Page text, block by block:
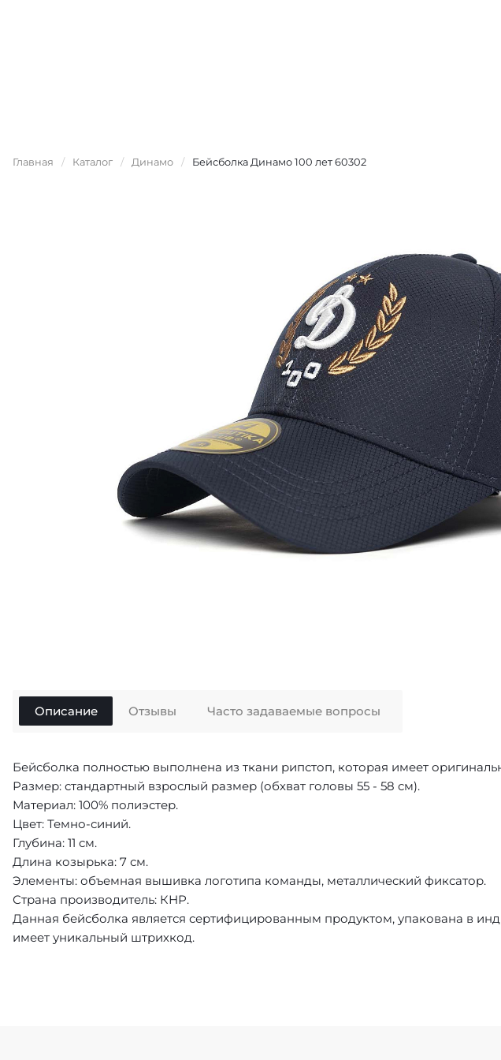
Главная / Каталог / Динамо / Бейсболка Динамо 100 лет 60302
Описание
Бейсболка полностью выполнена из ткани рипстоп, которая имеет
Размер: стандартный взрослый размер (обхват головы 55 - 58 см).
Материал: 100% полиэстер.
Цвет: Темно-синий.
Глубина: 11 см.
Длина козырька: 7 см.
Элементы: объемная вышивка логотипа команды, металлический фиксатор.
Страна производитель: КНР.
Данная бейсболка является сертифицированным продуктом, упакована в
имеет уникальный штрихкод.
Отзывы Часто задаваемые вопросы